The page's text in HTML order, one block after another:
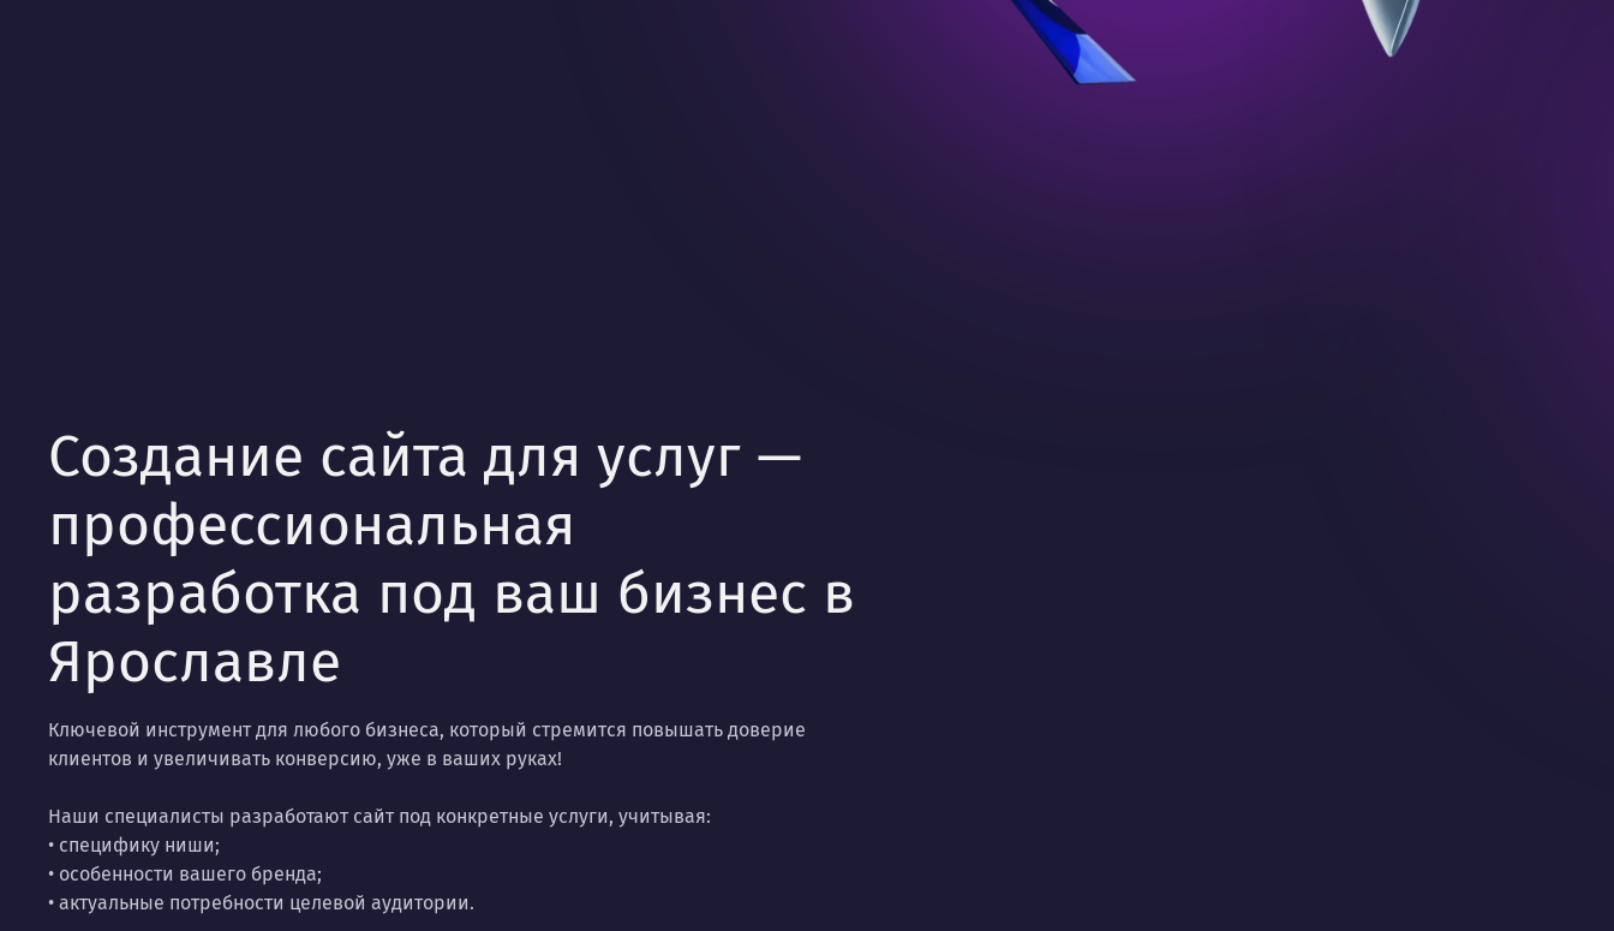
Создание сайта для услуг —
профессиональная
разработка под ваш бизнес в
Ярославле
Ключевой инструмент для любого бизнеса, который стремится повышать доверие
клиентов и увеличивать конверсию, уже в ваших руках!
Наши специалисты разработают сайт под конкретные услуги, учитывая:
• специфику ниши;
• особенности вашего бренда;
• актуальные потребности целевой аудитории.